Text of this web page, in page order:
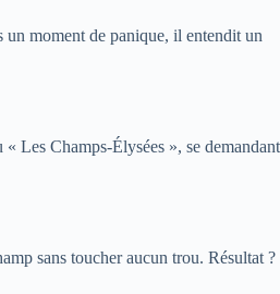
moment de panique, il entendit un
Les Champs-Élysées », se demandant
sans toucher aucun trou. Résultat ?